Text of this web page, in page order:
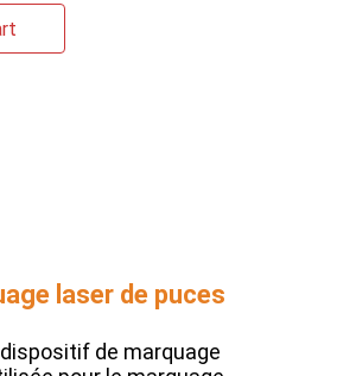
laser de puces
de marquage